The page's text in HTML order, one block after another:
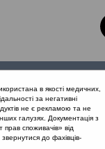
в якості медичних,
за негативні
не є рекламою та не
галузях. Документація з
споживачів» від
до фахівців-